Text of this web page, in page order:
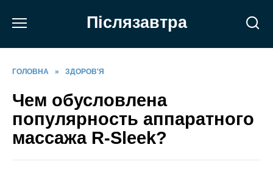
Післязавтра
ГОЛОВНА » ЗДОРОВ'Я
Чем обусловлена
популярность аппаратного
массажа R-Sleek?